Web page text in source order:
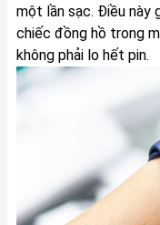
một lần sạc. Điều này
chiếc đồng hồ trong
không phải lo hết pin.